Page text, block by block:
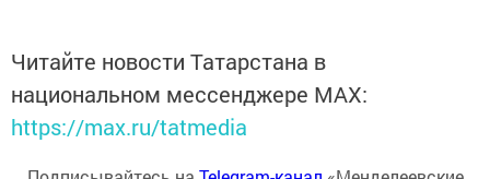
Читайте новости Татарстана в
национальном мессенджере MАХ:
https://max.ru/tatmedia